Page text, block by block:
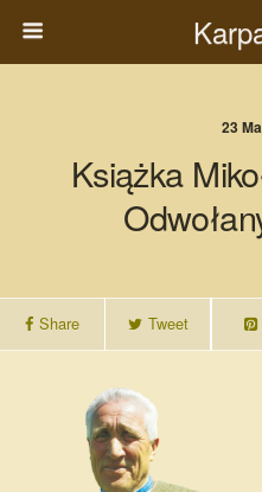
23
Książka
Share Tweet